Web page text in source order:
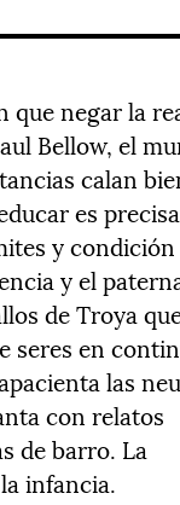
que negar la
Bellow, el
calan
es
y
y el
de Troya
seres en
las
con relatos
de barro. La
infancia.